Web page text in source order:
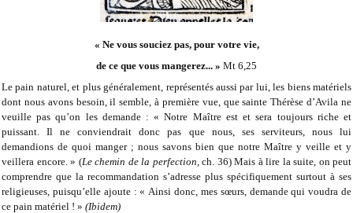
« Ne vous souciez pas, pour votre vie,
de ce que vous mangerez... » Mt 6,25
Le pain naturel, et plus généralement, représentés aussi par lui, les biens matériels
dont nous avons besoin, il semble, à première vue, que sainte Thérèse d’Avila ne
veuille pas qu’on les demande : « Notre Maître est et sera toujours riche et
puissant. Il ne conviendrait donc pas que nous, ses serviteurs, nous lui
demandions de quoi manger ; nous savons bien que notre Maître y veille et y
veillera encore. » (Le chemin de la perfection, ch. 36) Mais à lire la suite, on peut
comprendre que la recommandation s’adresse plus spécifiquement surtout à ses
religieuses, puisqu’elle ajoute : « Ainsi donc, mes sœurs, demande qui voudra de
ce pain matériel ! » (Ibidem)